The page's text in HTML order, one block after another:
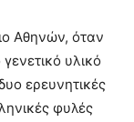
Αθηνών, όταν
υλικό
ερευνητικές
φυλές